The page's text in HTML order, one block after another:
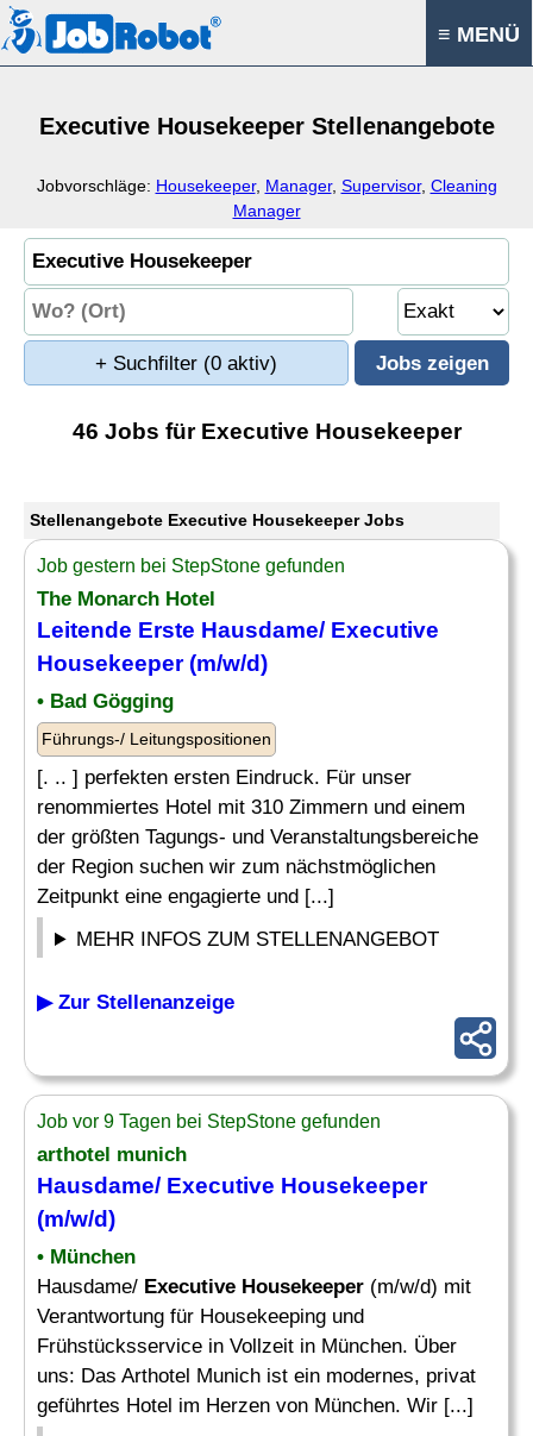
≡ MENÜ
Executive Housekeeper Stellenangebote
Jobvorschläge: Housekeeper, Manager, Supervisor, Cleaning
Manager
+ Suchfilter (0 aktiv)
46 Jobs für Executive Housekeeper
Stellenangebote Executive Housekeeper Jobs
Job gestern bei StepStone gefunden
The Monarch Hotel
Leitende Erste Hausdame/ Executive
Housekeeper(m/w/d)
• Bad Gögging
Führungs-/ Leitungspositionen
[. .. ] perfekten ersten Eindruck. Für unser
renommiertes Hotel mit 310 Zimmern und einem
der größten Tagungs- und Veranstaltungsbereiche
der Region suchen wir zum nächstmöglichen
Zeitpunkt eine engagierte und [...]
MEHR INFOS ZUM STELLENANGEBOT
▶ Zur Stellenanzeige
Job vor 9 Tagen bei StepStone gefunden
arthotel munich
Hausdame/ Executive Housekeeper
(m/w/d)
• München
Hausdame/ Executive Housekeeper (m/w/d) mit
Verantwortung für Housekeeping und
Frühstücksservice in Vollzeit in München. Über
uns: Das Arthotel Munich ist ein modernes, privat
geführtes Hotel im Herzen von München. Wir [...]